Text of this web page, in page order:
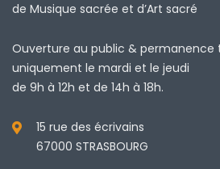
de Musique sacrée et d’Art sacré
Ouverture au public & permanence
uniquement le mardi et le jeudi
de 9h à 12h et de 14h à 18h.
15 rue des écrivains
67000 STRASBOURG